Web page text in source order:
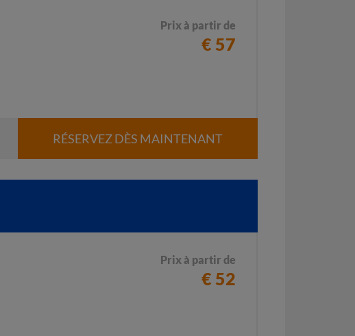
Prix à partir de
€ 57
RÉSERVEZ DÈS MAINTENANT
Prix à partir de
€ 52